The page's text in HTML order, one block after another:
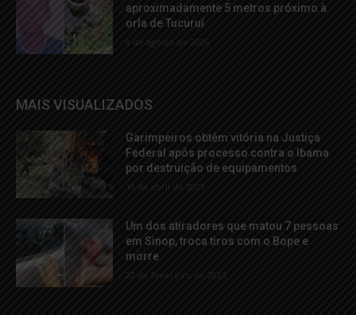
aproximadamente 5 metros próximo à
orla de Tucuruí
8 de agosto de 2026
MAIS VISUALIZADOS
Garimpeiros obtêm vitória na Justiça
Federal após processo contra o Ibama
por destruição de equipamentos
19 de abril de 2023
Um dos atiradores que matou 7 pessoas
em Sinop, troca tiros com o Bope e
morre
22 de fevereiro de 2023